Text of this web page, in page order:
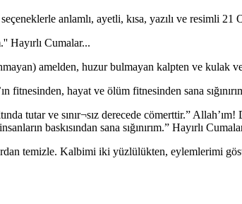
Hayırlı Cumalar...
amelden, huzur bulmayan kalpten ve kulak
fitnesinden, hayat ve ölüm fitnesinden sana
tutar ve sınır¬sız derecede cömerttir.”
baskısından sana sığınırım.” Hayırlı
temizle. Kalbimi iki yüzlülükten, eylemlerimi